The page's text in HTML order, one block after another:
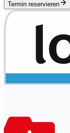
Termin reservieren